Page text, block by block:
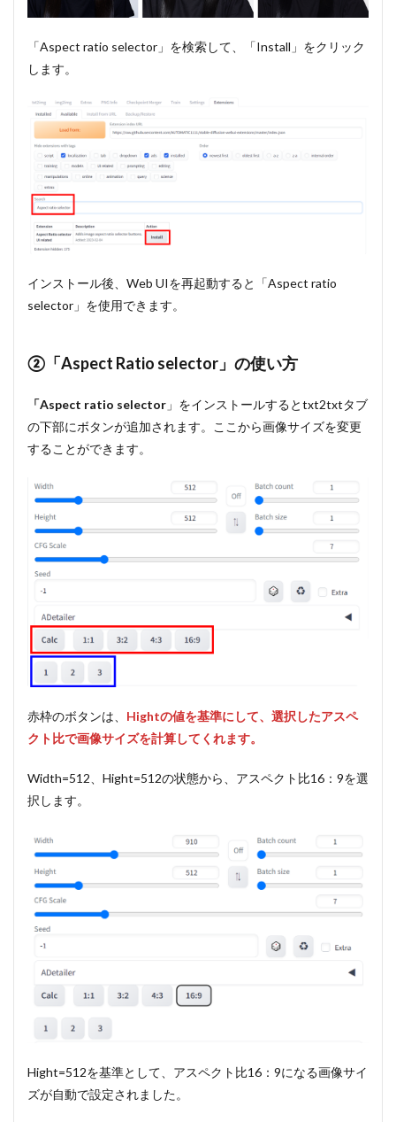
「Aspect ratio selector」を検索して、「Install」をクリック
します。
インストール後、Web UIを再起動すると「Aspect ratio
selector」を使用できます。
②「Aspect Ratio selector」の使い方
「Aspect ratio selector 」をインストールするとtxt2txtタブ
の下部にボタンが追加されます。ここから画像サイズを変更
することができます。
赤枠のボタンは、 Hightの値を基準にして、選択したアスペ
クト比で画像サイズを計算してくれます。
Width=512、Hight=512の状態から、アスペクト比16：9を選
択します。
Hight=512を基準として、アスペクト比16：9になる画像サイ
ズが自動で設定されました。